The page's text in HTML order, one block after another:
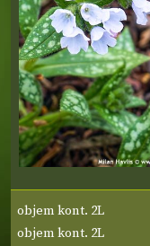
objem kont. 2L
objem kont. 2L